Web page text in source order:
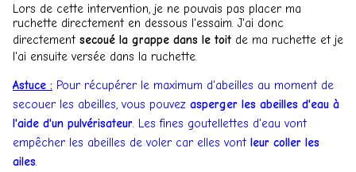
Lors de cette intervention, je ne pouvais pas placer ma
ruchette directement en dessous l'essaim. J'ai donc
directement secoué la grappe dans le toit de ma ruchette et je
l'ai ensuite versée dans la ruchette.
Astuce : Pour récupérer le maximum d'abeilles au moment de
secouer les abeilles, vous pouvez asperger les abeilles d'eau à
l'aide d'un pulvérisateur . Les fines goutellettes d'eau vont
empêcher les abeilles de voler car elles vont leur coller les
ailes